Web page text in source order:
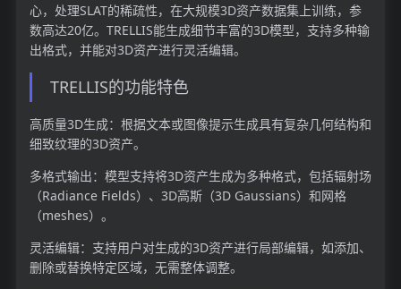
心，处理SLAT的稀疏性，在大规模3D资产数据集上训练，参
数高达20亿。TRELLIS能生成细节丰富的3D模型，支持多种输
出格式，并能对3D资产进行灵活编辑。
TRELLIS的功能特色
高质量3D生成：根据文本或图像提示生成具有复杂几何结构和
细致纹理的3D资产。
多格式输出：模型支持将3D资产生成为多种格式，包括辐射场
（Radiance Fields）、3D高斯（3D Gaussians）和网格
（meshes）。
灵活编辑：支持用户对生成的3D资产进行局部编辑，如添加、
删除或替换特定区域，无需整体调整。